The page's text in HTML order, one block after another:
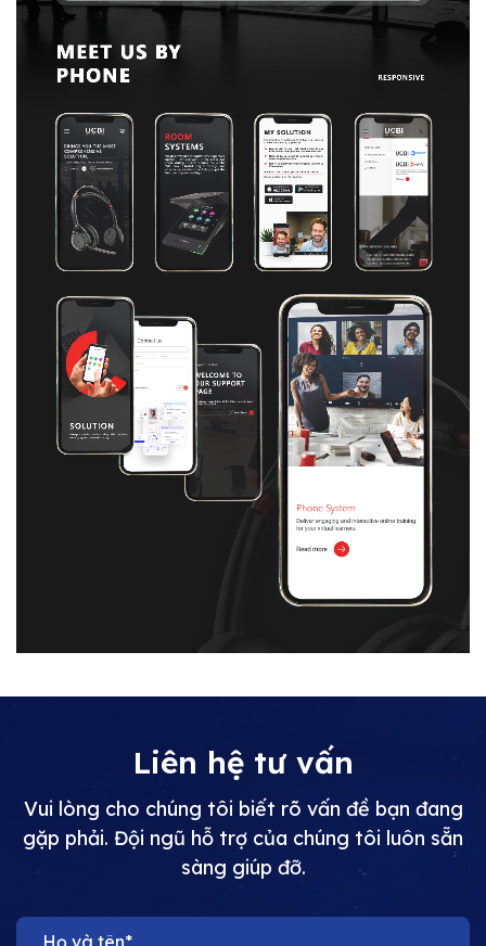
Liên hệ tư vấn
Vui lòng cho chúng tôi biết rõ vấn đề bạn đang
gặp phải. Đội ngũ hỗ trợ của chúng tôi luôn sẵn
sàng giúp đỡ.